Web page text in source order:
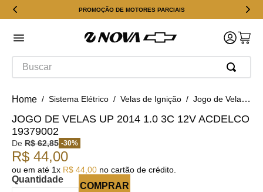
PROMOÇÃO DE MOTORES PARCIAIS
Buscar
Sistema Elétrico Velas de Ignição Jogo de Velas Up 2014 1.0 3c 12v ACDelco 19379002
JOGO DE VELAS UP 2014 1.0 3C 12V ACDELCO
19379002
De R$ 62,85 -30%
R$ 44,00
ou em até 1x R$ 44 00 no cartão de crédito.
Quantidade
COMPRAR